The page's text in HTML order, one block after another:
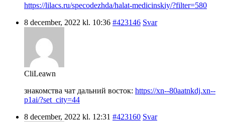
https://lilacs.ru/specodezhda/halat-medicinskiy/?filter=580
8 december, 2022 kl. 10:36 #423146 Svar
CliLeawn
знакомства чат дальний восток: https://xn--80aatnkdj.xn--
p1ai/?set_city=44
8 december, 2022 kl. 12:31 #423160 Svar